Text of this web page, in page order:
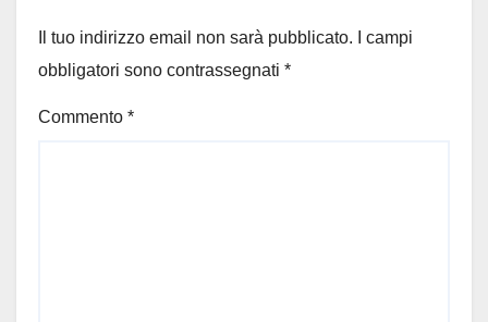
Il tuo indirizzo email non sarà pubblicato.
I campi
obbligatori sono contrassegnati *
Commento *